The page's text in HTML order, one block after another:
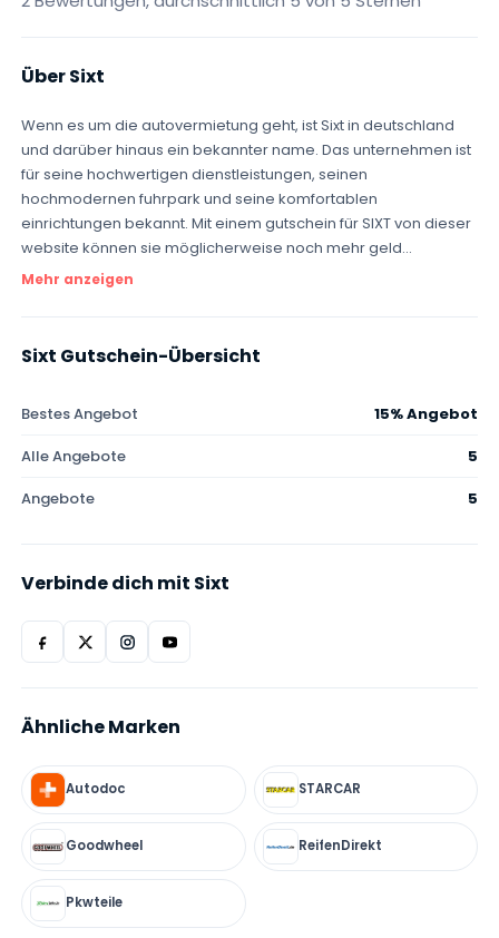
Über Sixt
Wenn es um die autovermietung geht, ist Sixt in deutschland
und darüber hinaus ein bekannter name. Das unternehmen ist
für seine hochwertigen dienstleistungen, seinen
hochmodernen fuhrpark und seine komfortablen
einrichtungen bekannt. Mit einem gutschein für SIXT von dieser
website können sie möglicherweise noch mehr geld...
Mehr anzeigen
Sixt Gutschein-Übersicht
Bestes Angebot
15% Angebot
Alle Angebote
5
Angebote
5
Verbinde dich mit Sixt
Ähnliche Marken
Autodoc STARCAR
Goodwheel ReifenDirekt
Pkwteile